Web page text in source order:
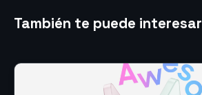
También te puede interesar